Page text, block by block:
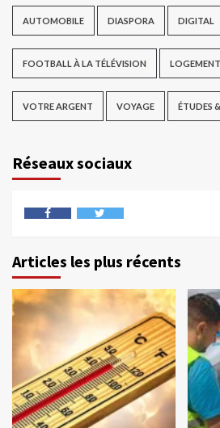
AUTOMOBILE DIASPORA DIGITAL
FOOTBALL À LA TÉLÉVISION LOGEMENT
VOTRE ARGENT VOYAGE ÉTUDES
Réseaux sociaux
Articles les plus récents